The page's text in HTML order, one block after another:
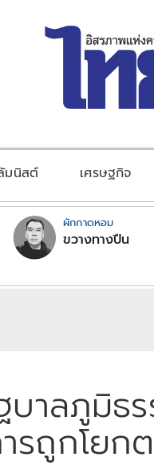
มนิสต์ เศรษฐกิจ
ผักกาดหอม
ขวางทางปืน
บาลภูมิธ
ถูกโยกต